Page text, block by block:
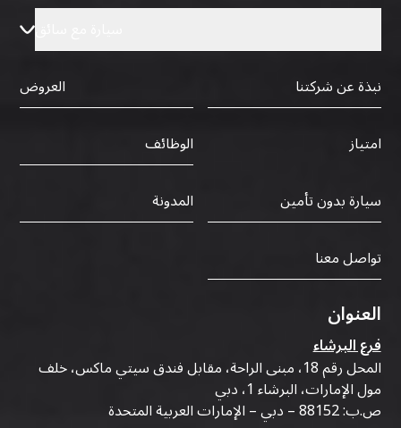
نبذة عن شركتنا
العروض
امتياز
الوظائف
سيارة بدون تأمين
المدونة
تواصل معنا
العنوان
فرع البرشاء
المحل رقم 18، مبنى الراحة، مقابل فندق سيتي ماكس، خلف
مول الإمارات، البرشاء 1، دبي
ص.ب: 88152 – دبي – الإمارات العربية المتحدة